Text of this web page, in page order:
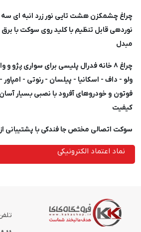
چراغ چشمکزن هشت تایی نور زرد انبه ای
نوردهی قابل تنظیم با کلید روی سوکت با برق
مبدل
چراغ ۸ خانه فدرال پلیسی برای سواری پژو
ولو - داف - اسکانیا - پیلسان - رنوتی -
فوتون و خودروهای آفرود با نصبی بسیار
کیفیت
سوکت اتصالی مختص جا فندکی با پشتیبانی از برق ۱۲ و
نماد اعتماد الکترونیکی